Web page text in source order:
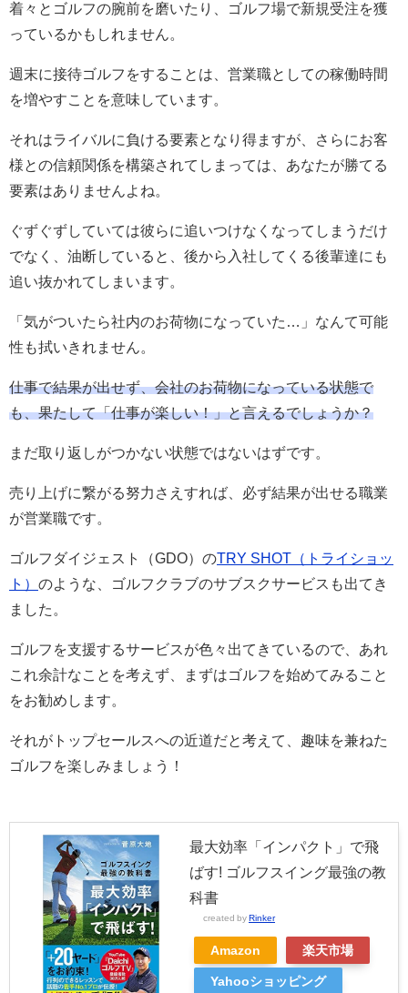
着々とゴルフの腕前を磨いたり、ゴルフ場で新規受注を獲
っているかもしれません。
週末に接待ゴルフをすることは、営業職としての稼働時間
を増やすことを意味しています。
それはライバルに負ける要素となり得ますが、さらにお客
様との信頼関係を構築されてしまっては、あなたが勝てる
要素はありませんよね。
ぐずぐずしていては彼らに追いつけなくなってしまうだけ
でなく、油断していると、後から入社してくる後輩達にも
追い抜かれてしまいます。
「気がついたら社内のお荷物になっていた…」なんて可能
性も拭いきれません。
仕事で結果が出せず、会社のお荷物になっている状態で
も、果たして「仕事が楽しい！」と言えるでしょうか？
まだ取り返しがつかない状態ではないはずです。
売り上げに繋がる努力さえすれば、必ず結果が出せる職業
が営業職です。
ゴルフダイジェスト（GDO）のTRY SHOT（トライショッ
ト） のような、ゴルフクラブのサブスクサービスも出てき
ました。
ゴルフを支援するサービスが色々出てきているので、あれ
これ余計なことを考えず、まずはゴルフを始めてみること
をお勧めします。
それがトップセールスへの近道だと考えて、趣味を兼ねた
ゴルフを楽しみましょう！
最大効率「インパクト」で飛
ばす! ゴルフスイング最強の教
科書
created by Rinker
Amazon 楽天市場
Yahooショッピング